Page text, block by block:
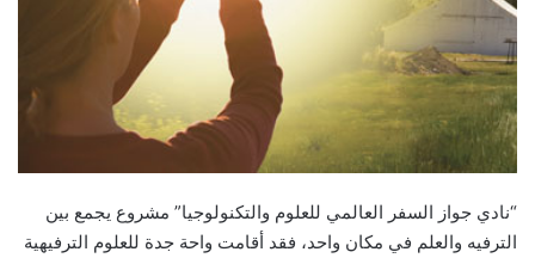
“نادي جواز السفر العالمي للعلوم والتكنولوجيا” مشروع يجمع بين
الترفيه والعلم في مكان واحد، فقد أقامت واحة جدة للعلوم الترفيهية